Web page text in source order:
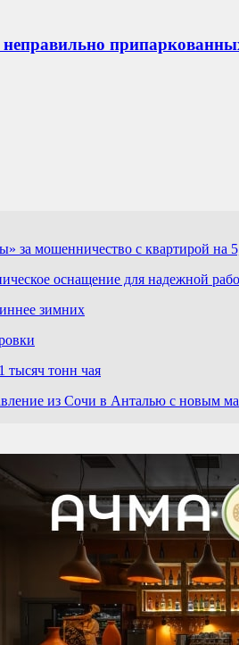
за мошенничество с квартирой на
оснащение для надежной
зимних
тысяч тонн чая
из Сочи в Анталью с новым